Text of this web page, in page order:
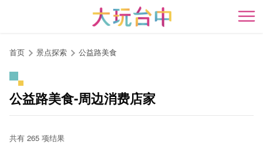
开
首页 景点探索 公益路美食
公益路美食-周边消费店家
共有 265 项结果